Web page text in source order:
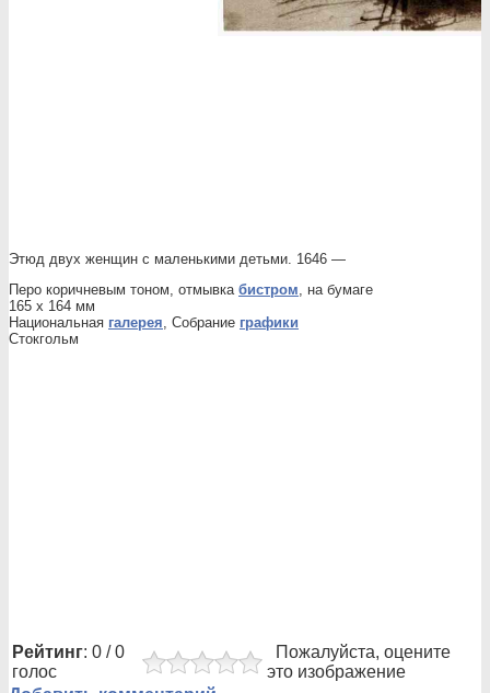
Этюд двух женщин с маленькими детьми. 1646 —
Перо коричневым тоном, отмывка бистром, на бумаге
165 x 164 мм
Национальная галерея, Собрание графики
Стокгольм
Рейтинг: 0 / 0
голос
Пожалуйста, оцените
это изображение